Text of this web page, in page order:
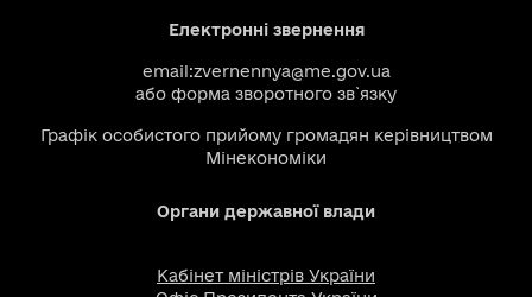
Електронні звернення
email:zvernennya@me.gov.ua
або форма зворотного зв`язку
Графік особистого прийому громадян керівництвом
Мінекономіки
Органи державної влади
Кабінет міністрів України